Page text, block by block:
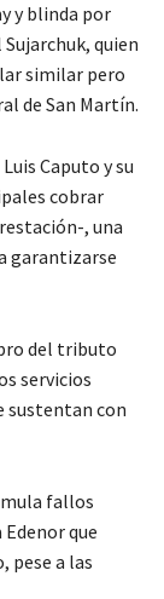
y blinda por
quien
similar pero
de San Martín.
Caputo y su
cobrar
, una
garantizarse
del tributo
servicios
sustentan con
fallos
que
pese a las